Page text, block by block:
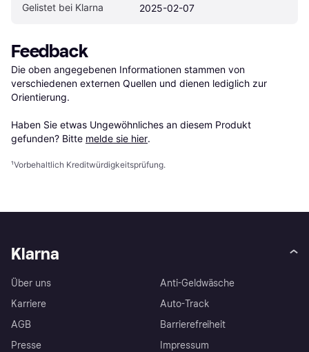
Gelistet bei Klarna 2025-02-07
Feedback
Die oben angegebenen Informationen stammen von
verschiedenen externen Quellen und dienen lediglich zur
Orientierung.
Haben Sie etwas Ungewöhnliches an diesem Produkt
gefunden? Bitte melde sie hier.
¹Vorbehaltlich Kreditwürdigkeitsprüfung.
Klarna
Über uns
Karriere
AGB
Presse
Anti-Geldwäsche
Auto-Track
Barrierefreiheit
Impressum